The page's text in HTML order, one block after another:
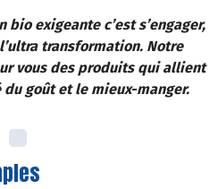
exigeante c’est s’engager,
transformation. Notre
vous des produits qui allient
goût et le mieux-manger.